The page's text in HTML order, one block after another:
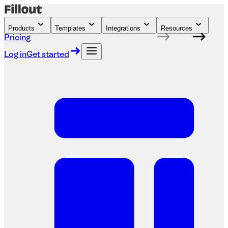
Products Templates Integrations Resources
Pricing
Log inGet started